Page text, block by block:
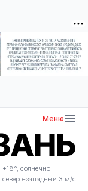
Меню
+18°, солнечно
северо-западный 3 м/с